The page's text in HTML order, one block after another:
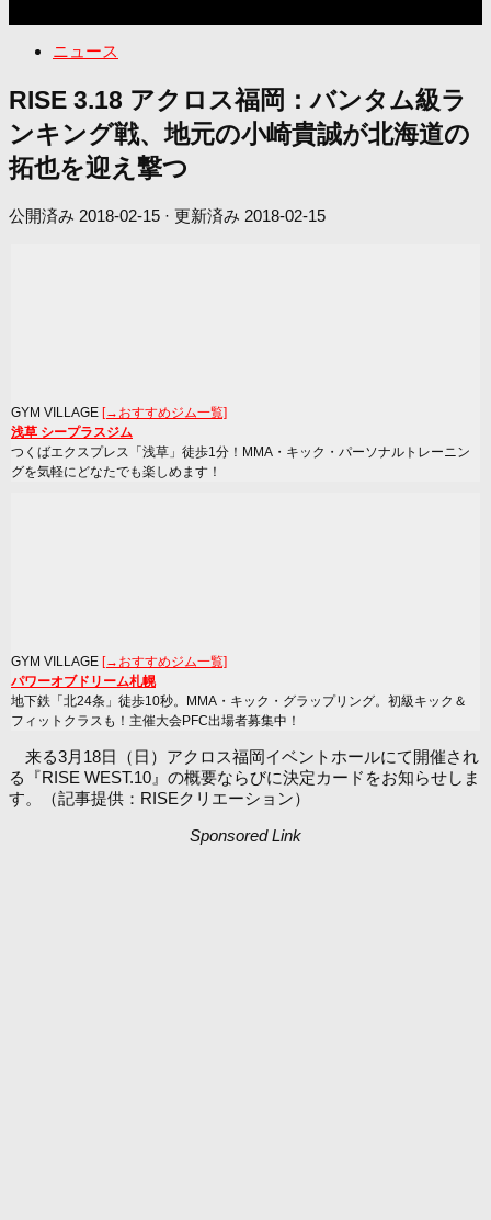
ニュース
RISE 3.18 アクロス福岡：バンタム級ラ
ンキング戦、地元の小崎貴誠が北海道の
拓也を迎え撃つ
公開済み 2018-02-15 · 更新済み 2018-02-15
GYM VILLAGE [→おすすめジム一覧]
浅草 シープラスジム
つくばエクスプレス「浅草」徒歩1分！MMA・キック・パーソナルトレーニン
グを気軽にどなたでも楽しめます！
GYM VILLAGE [→おすすめジム一覧]
パワーオブドリーム札幌
地下鉄「北24条」徒歩10秒。MMA・キック・グラップリング。初級キック＆
フィットクラスも！主催大会PFC出場者募集中！
来る3月18日（日）アクロス福岡イベントホールにて開催され
る『RISE WEST.10』の概要ならびに決定カードをお知らせしま
す。（記事提供：RISEクリエーション）
Sponsored Link